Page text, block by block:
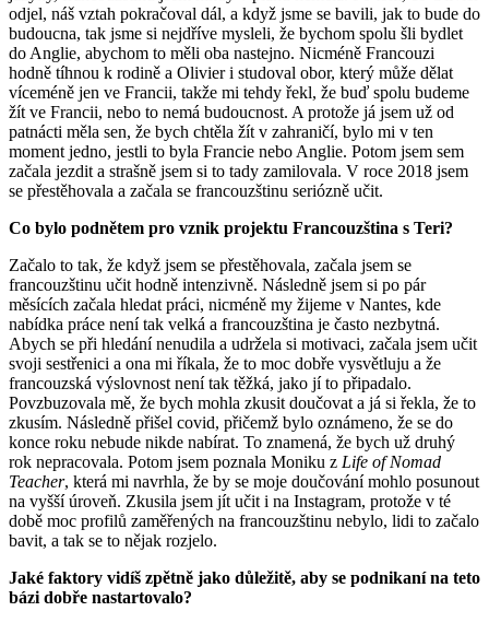
odjel, náš vztah pokračoval dál, a když jsme se bavili, jak to bude do
budoucna, tak jsme si nejdříve mysleli, že bychom spolu šli bydlet
do Anglie, abychom to měli oba nastejno. Nicméně Francouzi
hodně tíhnou k rodině a Olivier i studoval obor, který může dělat
víceméně jen ve Francii, takže mi tehdy řekl, že buď spolu budeme
žít ve Francii, nebo to nemá budoucnost. A protože já jsem už od
patnácti měla sen, že bych chtěla žít v zahraničí, bylo mi v ten
moment jedno, jestli to byla Francie nebo Anglie. Potom jsem sem
začala jezdit a strašně jsem si to tady zamilovala. V roce 2018 jsem
se přestěhovala a začala se francouzštinu seriózně učit.
Co bylo podnětem pro vznik projektu Francouzština s Teri?
Začalo to tak, že když jsem se přestěhovala, začala jsem se
francouzštinu učit hodně intenzivně. Následně jsem si po pár
měsících začala hledat práci, nicméně my žijeme v Nantes, kde
nabídka práce není tak velká a francouzština je často nezbytná.
Abych se při hledání nenudila a udržela si motivaci, začala jsem učit
svoji sestřenici a ona mi říkala, že to moc dobře vysvětluju a že
francouzská výslovnost není tak těžká, jako jí to připadalo.
Povzbuzovala mě, že bych mohla zkusit doučovat a já si řekla, že to
zkusím. Následně přišel covid, přičemž bylo oznámeno, že se do
konce roku nebude nikde nabírat. To znamená, že bych už druhý
rok nepracovala. Potom jsem poznala Moniku z Life of Nomad
Teacher, která mi navrhla, že by se moje doučování mohlo posunout
na vyšší úroveň. Zkusila jsem jít učit i na Instagram, protože v té
době moc profilů zaměřených na francouzštinu nebylo, lidi to začalo
bavit, a tak se to nějak rozjelo.
Jaké faktory vidíš zpětně jako důležitě, aby se podnikaní na teto
bázi dobře nastartovalo?